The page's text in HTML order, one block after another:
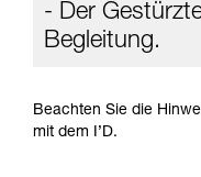
- Der
Begleitung.
Beachten Sie die
mit dem I’D.